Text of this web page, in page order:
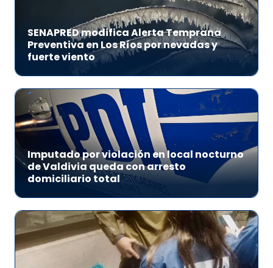
SENAPRED modifica Alerta Temprana
Preventiva en Los Ríos por nevadas y
fuerte viento
Imputado por violación en local nocturno
de Valdivia queda con arresto
domiciliario total